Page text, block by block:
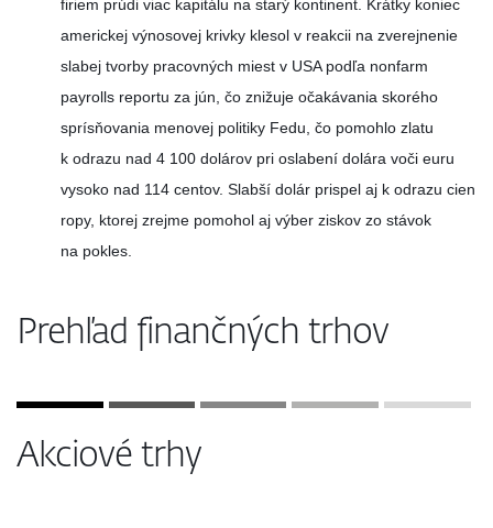
firiem prúdi viac kapitálu na starý kontinent. Krátky koniec
americkej výnosovej krivky klesol v reakcii na zverejnenie
slabej tvorby pracovných miest v USA podľa nonfarm
payrolls reportu za jún, čo znižuje očakávania skorého
sprísňovania menovej politiky Fedu, čo pomohlo zlatu
k odrazu nad 4 100 dolárov pri oslabení dolára voči euru
vysoko nad 114 centov. Slabší dolár prispel aj k odrazu cien
ropy, ktorej zrejme pomohol aj výber ziskov zo stávok
na pokles.
Prehľad finančných trhov
Akciové trhy